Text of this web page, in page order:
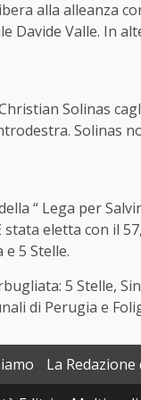
alla alleanza
Davide Valle. In
Solinas
Solinas
“ Lega per
eletta con il
5 Stelle.
5 Stelle,
di Perugia e
La